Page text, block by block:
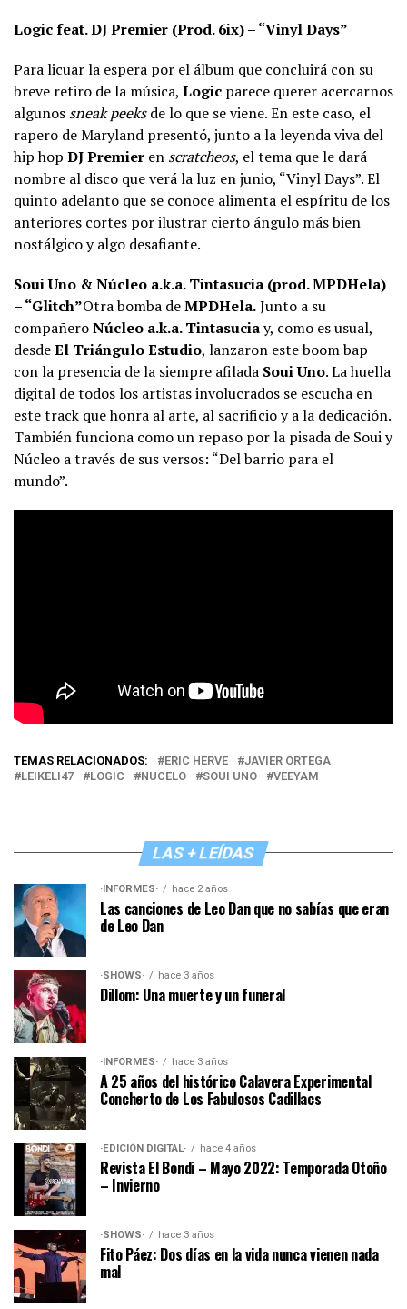
Logic feat. DJ Premier (Prod. 6ix) – “Vinyl Days”
Para licuar la espera por el álbum que concluirá con su
breve retiro de la música, Logic parece querer acercarnos
algunos sneak peeksde lo que se viene. En este caso, el
rapero de Maryland presentó, junto a la leyenda viva del
hip hop DJ Premier en scratcheos, el tema que le dará
nombre al disco que verá la luz en junio, “Vinyl Days”. El
quinto adelanto que se conoce alimenta el espíritu de los
anteriores cortes por ilustrar cierto ángulo más bien
nostálgico y algo desafiante.
Soui Uno & Núcleo a.k.a. Tintasucia (prod. MPDHela)
– “Glitch”Otra bomba deMPDHela.Junto a su
compañeroNúcleo a.k.a. Tintasuciay, como es usual,
desdeEl TriánguloEstudio, lanzaron este boom bap
con la presencia de la siempre afilada SouiUno. La huella
digital de todos los artistas involucrados se escucha en
este track que honra al arte, al sacrificio y a la dedicación.
También funciona como un repaso por la pisada de Soui y
Núcleo a través de sus versos: “Del barrio para el
mundo”.
TEMAS RELACIONADOS: ERIC HERVE
JAVIER ORTEGA
LEIKELI47
LOGIC NUCELO SOUI UNO VEEYAM
LAS + LEÍDAS
·INFORMES· hace 2 años
Las canciones de Leo Dan que no sabías que eran
de Leo Dan
·SHOWS· hace 3 años
Dillom: Una muerte y un funeral
·INFORMES· hace 3 años
A 25 años del histórico Calavera Experimental
Concherto de Los Fabulosos Cadillacs
·EDICIÓN DIGITAL· hace 4 años
Revista El Bondi – Mayo 2022: Temporada Otoño
– Invierno
·SHOWS· hace 3 años
Fito Páez: Dos días en la vida nunca vienen nada
mal